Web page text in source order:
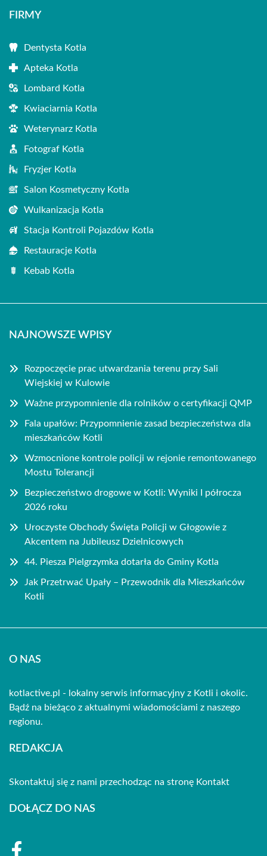
FIRMY
Dentysta Kotla
Apteka Kotla
Lombard Kotla
Kwiaciarnia Kotla
Weterynarz Kotla
Fotograf Kotla
Fryzjer Kotla
Salon Kosmetyczny Kotla
Wulkanizacja Kotla
Stacja Kontroli Pojazdów Kotla
Restauracje Kotla
Kebab Kotla
NAJNOWSZE WPISY
Rozpoczęcie prac utwardzania terenu przy Sali
Wiejskiej w Kulowie
Ważne przypomnienie dla rolników o certyfikacji QMP
Fala upałów: Przypomnienie zasad bezpieczeństwa dla
mieszkańców Kotli
Wzmocnione kontrole policji w rejonie remontowanego
Mostu Tolerancji
Bezpieczeństwo drogowe w Kotli: Wyniki I półrocza
2026 roku
Uroczyste Obchody Święta Policji w Głogowie z
Akcentem na Jubileusz Dzielnicowych
44. Piesza Pielgrzymka dotarła do Gminy Kotla
Jak Przetrwać Upały – Przewodnik dla Mieszkańców
Kotli
O NAS
kotlactive.pl - lokalny serwis informacyjny z Kotli i okolic.
Bądź na bieżąco z aktualnymi wiadomościami z naszego
regionu.
REDAKCJA
Skontaktuj się z nami przechodząc na stronę Kontakt
DOŁĄCZ DO NAS